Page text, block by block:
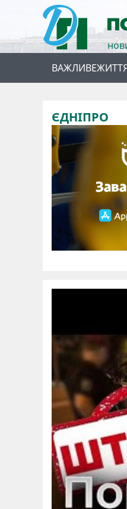
ВАЖЛИВЕ
ЄДНІПРО